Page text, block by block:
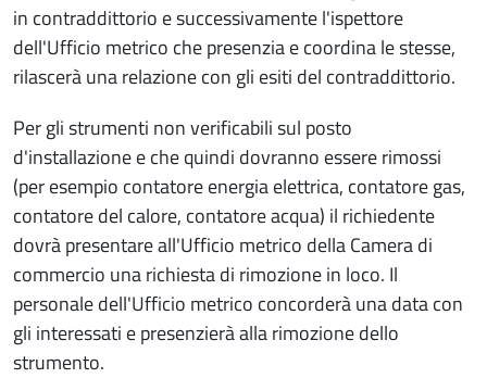
in contraddittorio e successivamente l'ispettore
dell'Ufficio metrico che presenzia e coordina le stesse,
rilascerà una relazione con gli esiti del contraddittorio.
Per gli strumenti non verificabili sul posto
d'installazione e che quindi dovranno essere rimossi
(per esempio contatore energia elettrica, contatore gas,
contatore del calore, contatore acqua) il richiedente
dovrà presentare all'Ufficio metrico della Camera di
commercio una richiesta di rimozione in loco. Il
personale dell'Ufficio metrico concorderà una data con
gli interessati e presenzierà alla rimozione dello
strumento.